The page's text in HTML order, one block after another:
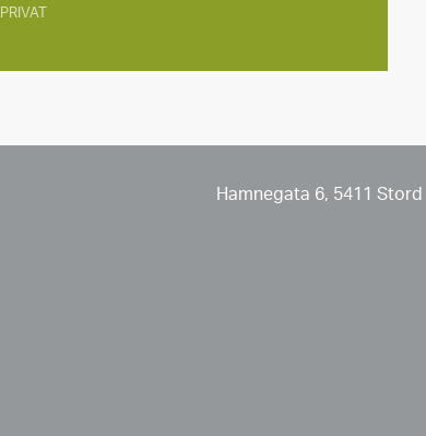
PRIVAT
Hamnegata 6, 5411 Stord